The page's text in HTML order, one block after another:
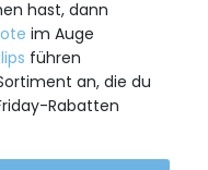
hast, dann
im Auge
führen
an, die du
Rabatten